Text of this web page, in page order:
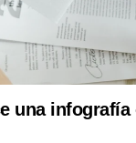
una infografía
sus sabores
EL MUNDO
diminuto que